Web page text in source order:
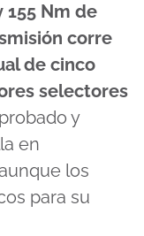
155 Nm de
corre
de cinco
selectores
y
en
los
para su